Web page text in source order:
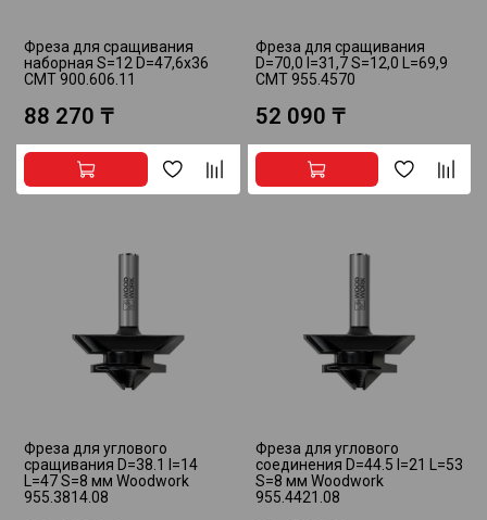
Фреза для сращивания
наборная S=12 D=47,6x36
CMT 900.606.11
88 270 ₸
Фреза для сращивания
D=70,0 I=31,7 S=12,0 L=69,9
CMT 955.4570
52 090 ₸
Фреза для углового
сращивания D=38.1 I=14
L=47 S=8 мм Woodwork
955.3814.08
Фреза для углового
соединения D=44.5 I=21 L=53
S=8 мм Woodwork
955.4421.08